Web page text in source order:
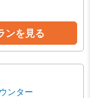
ンを見る
ンター